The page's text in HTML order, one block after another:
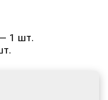
— 1 шт.